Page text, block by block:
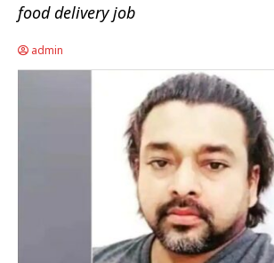
food delivery job
admin